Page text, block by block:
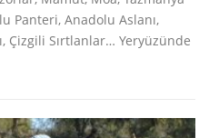
Panteri, Anadolu Aslanı,
Çizgili Sırtlanlar… Yeryüzünde